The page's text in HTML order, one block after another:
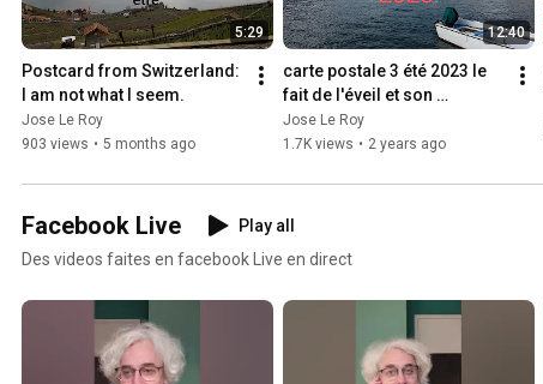
5:29
Postcard from Switzerland:
I am not what I seem.
Jose Le Roy
903 views • 5 months ago
12:40
carte postale 3 été 2023 le
fait de l'éveil et son
interprétation
Jose Le Roy
1.7K views • 2 years ago
Facebook Live
Play all
Des videos faites en facebook Live en direct